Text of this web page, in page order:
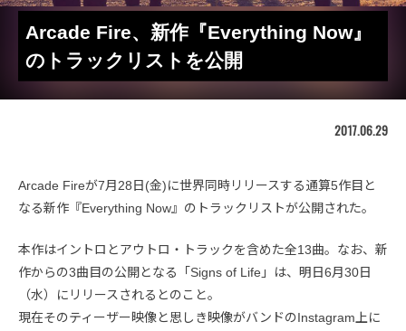
Arcade Fire、新作『Everything Now』
のトラックリストを公開
2017.06.29
Arcade Fireが7月28日(金)に世界同時リリースする通算5作目と
なる新作『Everything Now』のトラックリストが公開された。
本作はイントロとアウトロ・トラックを含めた全13曲。なお、新
作からの3曲目の公開となる「Signs of Life」は、明日6月30日
（水）にリリースされるとのこと。
現在そのティーザー映像と思しき映像がバンドのInstagram上に